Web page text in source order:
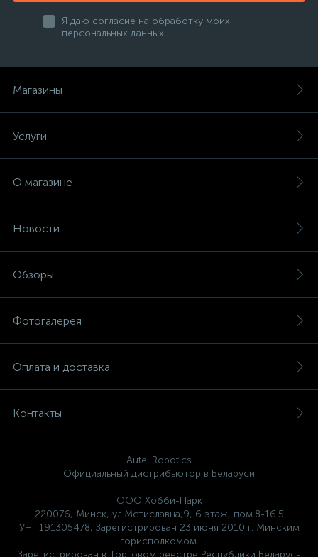
Я даю согласие на обработку моих
персональных данных
Магазины
Услуги
О магазине
Новости
Обзоры
Фотогалерея
Оплата и доставка
Контакты
Autel Robotics
Официальный дистрибьютор в Беларуси
ООО Хобби-Парк
220076, Минск, ул.Мстиславца,9, 6 этаж, пом.8-16.5
УНП191305478, Зарегистрирован 23 июня 2010 г. Минским
горисполкомом.
Зарегистрирован в Торговом реестре Республики Беларусь